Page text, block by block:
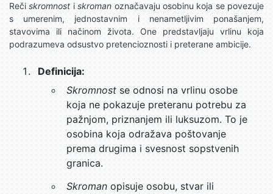
Rečiskromnostiskroman označavaju osobinu koja se povezuje
s umerenim, jednostavnim i nenametljivim ponašanjem,
stavovima ili načinom života. One predstavljaju vrlinu koja
podrazumeva odsustvo pretencioznosti i preterane ambicije.
Definicija:
Skromnost se odnosi na vrlinu osobe
koja ne pokazuje preteranu potrebu za
pažnjom, priznanjem ili luksuzom. To je
osobina koja odražava poštovanje
prema drugima i svesnost sopstvenih
granica.
Skroman opisuje osobu, stvar ili